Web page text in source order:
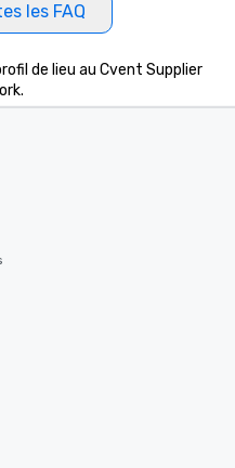
les FAQ
de lieu au Cvent Supplier